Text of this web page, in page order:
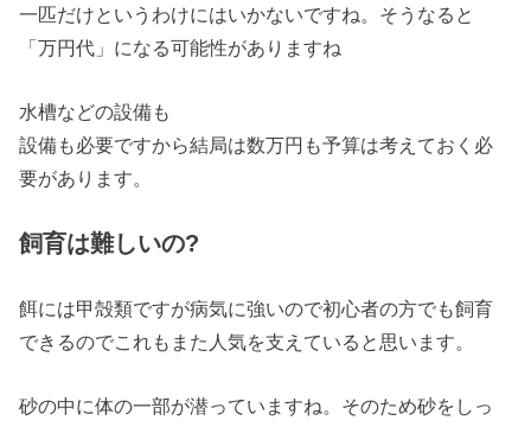
一匹だけというわけにはいかないですね。そうなると
「万円代」になる可能性がありますね
水槽などの設備も
設備も必要ですから結局は数万円も予算は考えておく必
要があります。
飼育は難しいの?
餌には甲殻類ですが病気に強いので初心者の方でも飼育
できるのでこれもまた人気を支えていると思います。
砂の中に体の一部が潜っていますね。そのため砂をしっ